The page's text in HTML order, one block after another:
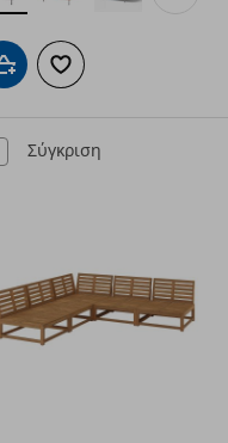
Προσθήκη στο καλάθι
Προσθήκη στα
Σύγκριση